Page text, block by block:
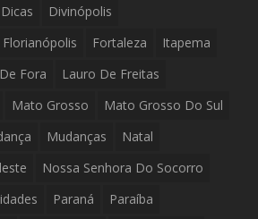
Dicas
Divinópolis
Florianópolis Fortaleza
Itapema
Fora
Lauro De Freitas
Mato Grosso
Mato Grosso Do Sul
Mudanças
Natal
Nossa Senhora Do Socorro
Paraná
Paraíba